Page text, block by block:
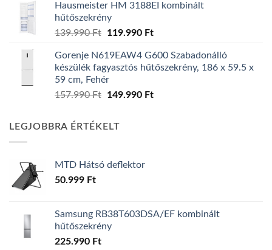
was:
139.990 Ft.
is:
Hausmeister HM 3188EI kombinált
hűtőszekrény
139.990Ft
Original
was:
139.990 Ft.
119.990 FtCurrent
is:
119.990 Ft.
Gorenje N619EAW4 G600 Szabadonálló
készülék fagyasztós hűtőszekrény, 186 x 59.5 x
59 cm, Fehér
157.990Ft
Original
157.990 Ft.
149.990 FtCurrent
LEGJOBBRA ÉRTÉKELT
MTD Hátsó deflektor
50.999 Ft
Samsung RB38T603DSA/EF kombinált
hűtőszekrény
225.990 Ft